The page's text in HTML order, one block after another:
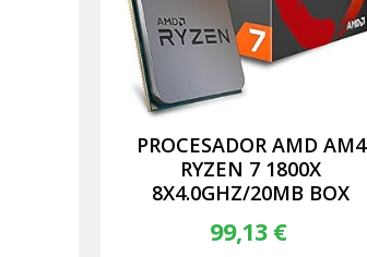
PROCESADOR AMD AM4
RYZEN 7 1800X
8X4.0GHZ/20MB BOX
99,13 €